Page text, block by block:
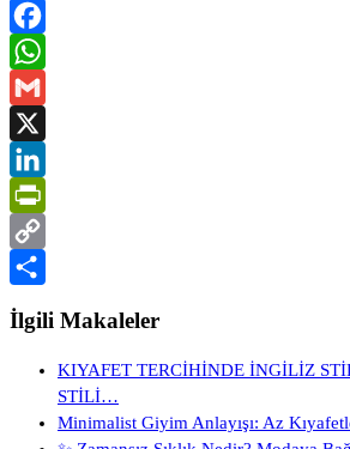
Facebook
WhatsApp
Gmail
X
LinkedIn
PrintFriendly
Copy
İlgili Makaleler
KIYAFET TERCİHİNDE İNGİLİZ
STİLİ…
Minimalist Giyim Anlayışı: Az